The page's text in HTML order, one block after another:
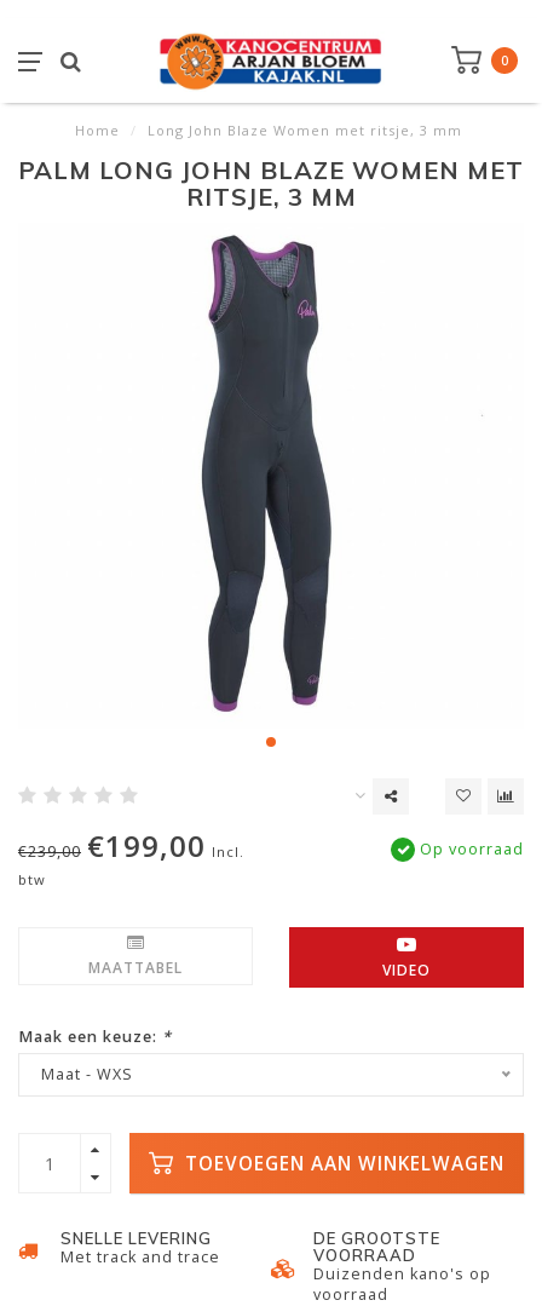
0
Home / Long John Blaze Women met ritsje, 3 mm
PALM LONG JOHN BLAZE WOMEN MET
RITSJE, 3 MM
€239,00 €199,00 Incl.
btw
Op voorraad
MAATTABEL VIDEO
Maak een keuze: *
Maat - WXS
TOEVOEGEN AAN WINKELWAGEN
SNELLE LEVERING
Met track and trace
DE GROOTSTE
VOORRAAD
Duizenden kano's op
voorraad